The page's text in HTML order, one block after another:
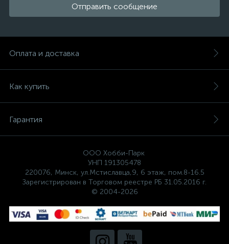
Отправить сообщение
Оплата и доставка
Как купить
Гарантия
ООО Хобби-Парк
УНП 191305478
220076, Минск, ул.Мстиславца,9, 6 этаж, пом.8-16.5
Зарегистрирован в Торговом реестре РБ 31.05.2016 г.
© 2004-2026